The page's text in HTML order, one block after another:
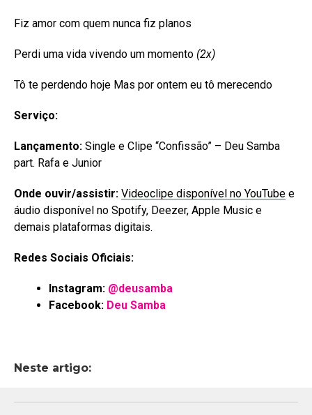
Fiz amor com quem nunca fiz planos
Perdi uma vida vivendo um momento (2x)
Tô te perdendo hoje Mas por ontem eu tô merecendo
Serviço:
Lançamento: Single e Clipe “Confissão” – Deu Samba
part. Rafa e Junior
Onde ouvir/assistir: Videoclipe disponível no YouTube e
áudio disponível no Spotify, Deezer, Apple Music e
demais plataformas digitais.
Redes Sociais Oficiais:
Instagram: @deusamba
Facebook: Deu Samba
Neste artigo: